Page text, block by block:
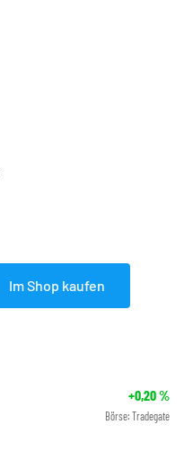
Im Shop kaufen
+0,20%
Börse: Tradegate